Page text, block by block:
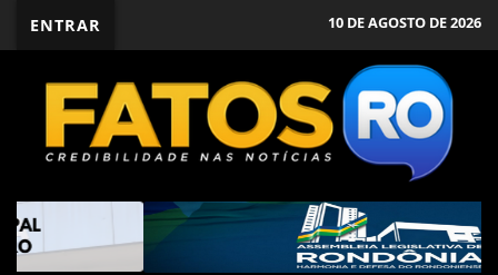
ENTRAR 10 DE AGOSTO DE 2026